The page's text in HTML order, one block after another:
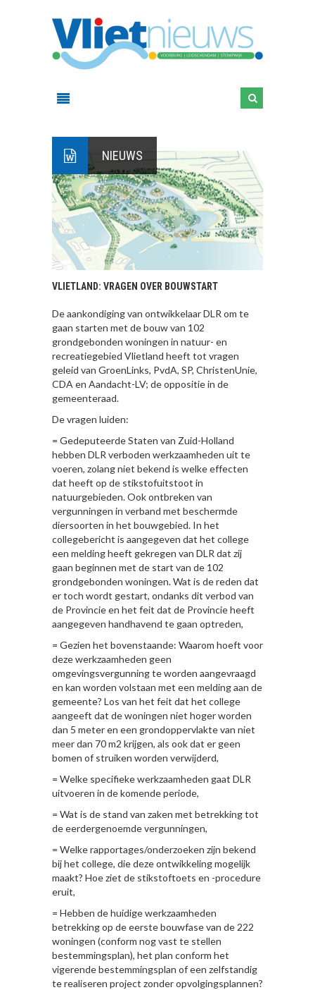
NIEUWS
VLIETLAND: VRAGEN OVER BOUWSTART
De aankondiging van ontwikkelaar DLR om te
gaan starten met de bouw van 102
grondgebonden woningen in natuur- en
recreatiegebied Vlietland heeft tot vragen
geleid van GroenLinks, PvdA, SP, ChristenUnie,
CDA en Aandacht-LV; de oppositie in de
gemeenteraad.
De vragen luiden:
= Gedeputeerde Staten van Zuid-Holland
hebben DLR verboden werkzaamheden uit te
voeren, zolang niet bekend is welke effecten
dat heeft op de stikstofuitstoot in
natuurgebieden. Ook ontbreken van
vergunningen in verband met beschermde
diersoorten in het bouwgebied. In het
collegebericht is aangegeven dat het college
een melding heeft gekregen van DLR dat zij
gaan beginnen met de start van de 102
grondgebonden woningen. Wat is de reden dat
er toch wordt gestart, ondanks dit verbod van
de Provincie en het feit dat de Provincie heeft
aangegeven handhavend te gaan optreden,
= Gezien het bovenstaande: Waarom hoeft voor
deze werkzaamheden geen
omgevingsvergunning te worden aangevraagd
en kan worden volstaan met een melding aan de
gemeente? Los van het feit dat het college
aangeeft dat de woningen niet hoger worden
dan 5 meter en een grondoppervlakte van niet
meer dan 70 m2 krijgen, als ook dat er geen
bomen of struiken worden verwijderd,
= Welke specifieke werkzaamheden gaat DLR
uitvoeren in de komende periode,
= Wat is de stand van zaken met betrekking tot
de eerdergenoemde vergunningen,
= Welke rapportages/onderzoeken zijn bekend
bij het college, die deze ontwikkeling mogelijk
maakt? Hoe ziet de stikstoftoets en -procedure
eruit,
= Hebben de huidige werkzaamheden
betrekking op de eerste bouwfase van de 222
woningen (conform nog vast te stellen
bestemmingsplan), het plan conform het
vigerende bestemmingsplan of een zelfstandig
te realiseren project zonder opvolgingsplannen?